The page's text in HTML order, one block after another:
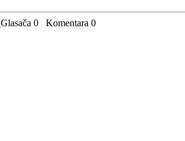
Glasača 0 Komentara 0